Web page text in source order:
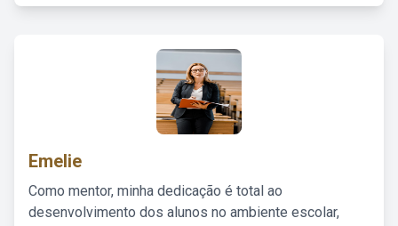
Emelie
Como mentor, minha dedicação é total ao
desenvolvimento dos alunos no ambiente escolar,